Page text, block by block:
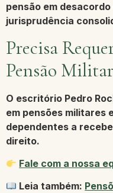
pensão em
jurisprudência
Precisa
Pensão
O escritório Pedro
em pensões militares
dependentes a
direito.
Fale com a nossa
Leia também: